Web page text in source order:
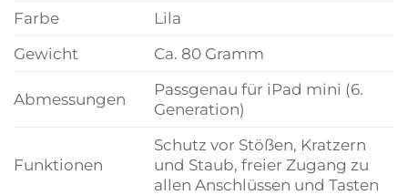
Farbe
Lila
Gewicht
Ca. 80 Gramm
Abmessungen
Passgenau für iPad mini (6.
Generation)
Funktionen
Schutz vor Stößen, Kratzern
und Staub, freier Zugang zu
allen Anschlüssen und Tasten